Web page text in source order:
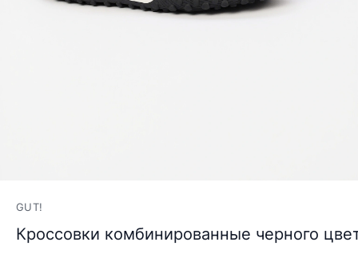
GUT!
Кроссовки комбинированные черного